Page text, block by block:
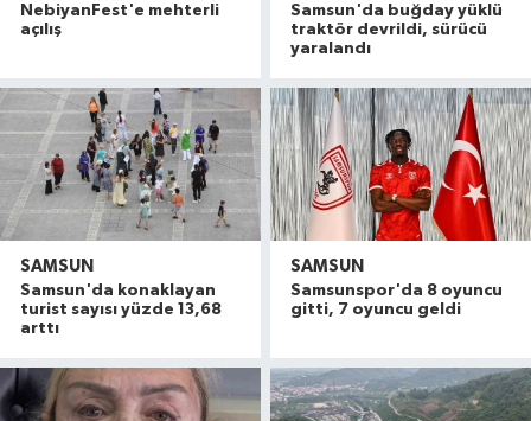
NebiyanFest'e mehterli
açılış
Samsun'da buğday yüklü
traktör devrildi, sürücü
yaralandı
SAMSUN
Samsun'da konaklayan
turist sayısı yüzde 13,68
arttı
SAMSUN
Samsunspor'da 8 oyuncu
gitti, 7 oyuncu geldi